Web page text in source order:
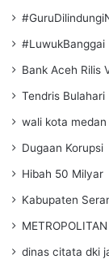
#LuwukBanggai
Bank Aceh Rilis
Tendris Bulahari
wali kota medan
Dugaan Korupsi
Hibah 50 Milyar
Kabupaten
METROPOLITAN
dinas citata dki